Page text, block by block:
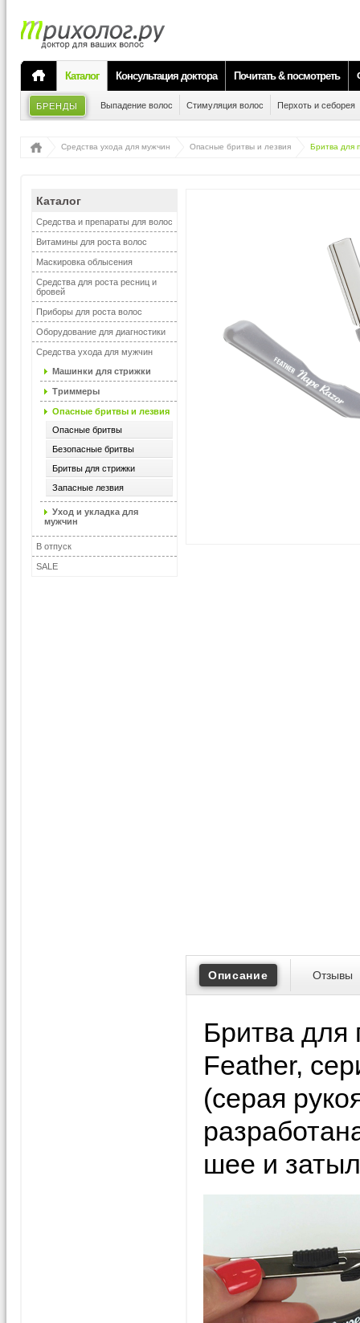
Каталог Консультация доктора Почитать & посмотреть
БРЕНДЫ Выпадение волос Стимуляция волос Перхоть и себорея
Средства ухода для мужчин Опасные бритвы и лезвия Бритва для
Каталог
Средства и препараты для волос
Витамины для роста волос
Маскировка облысения
Средства для роста ресниц и
бровей
Приборы для роста волос
Оборудование для диагностики
Средства ухода для мужчин
Машинки для стрижки
Триммеры
Опасные бритвы и лезвия
Опасные бритвы
Безопасные бритвы
Бритвы для стрижки
Запасные лезвия
Уход и укладка для
мужчин
В отпуск
SALE
Описание Отзывы
Бритва для
Feather,
(серая
шее и